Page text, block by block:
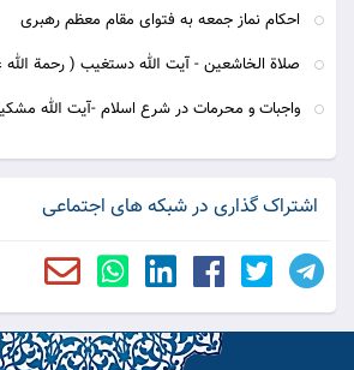
احکام نماز جمعه به فتوای مقام معظم رهبری
صلاة الخاشعين - آيت الله دستغيب ( رحمة الله
واجبات و محرمات در شرع اسلام -آيت الله
اشتراک گذاری در شبکه های اجتماعی